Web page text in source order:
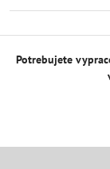
Potrebujete